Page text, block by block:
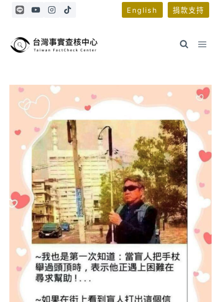
Skip
English 捐款支持